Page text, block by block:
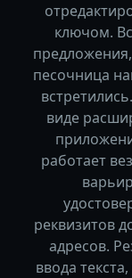
ключом.
песочница
виде
работает
реквизитов
адресов.
ввода